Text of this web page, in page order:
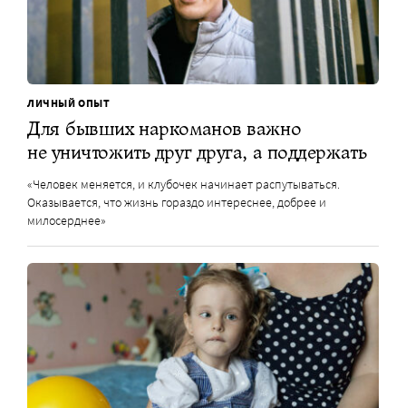
ЛИЧНЫЙ ОПЫТ
Для бывших наркоманов важно
не уничтожить друг друга, а поддержать
«Человек меняется, и клубочек начинает распутываться.
Оказывается, что жизнь гораздо интереснее, добрее и
милосерднее»